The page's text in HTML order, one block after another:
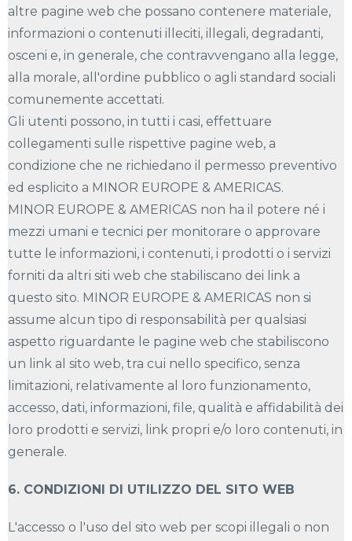
altre pagine web che possano contenere materiale,
informazioni o contenuti illeciti, illegali, degradanti,
osceni e, in generale, che contravvengano alla legge,
alla morale, all'ordine pubblico o agli standard sociali
comunemente accettati.
Gli utenti possono, in tutti i casi, effettuare
collegamenti sulle rispettive pagine web, a
condizione che ne richiedano il permesso preventivo
ed esplicito a MINOR EUROPE & AMERICAS.
MINOR EUROPE & AMERICAS non ha il potere né i
mezzi umani e tecnici per monitorare o approvare
tutte le informazioni, i contenuti, i prodotti o i servizi
forniti da altri siti web che stabiliscano dei link a
questo sito. MINOR EUROPE & AMERICAS non si
assume alcun tipo di responsabilità per qualsiasi
aspetto riguardante le pagine web che stabiliscono
un link al sito web, tra cui nello specifico, senza
limitazioni, relativamente al loro funzionamento,
accesso, dati, informazioni, file, qualità e affidabilità dei
loro prodotti e servizi, link propri e/o loro contenuti, in
generale.
6. CONDIZIONI DI UTILIZZO DEL SITO WEB
L'accesso o l'uso del sito web per scopi illegali o non